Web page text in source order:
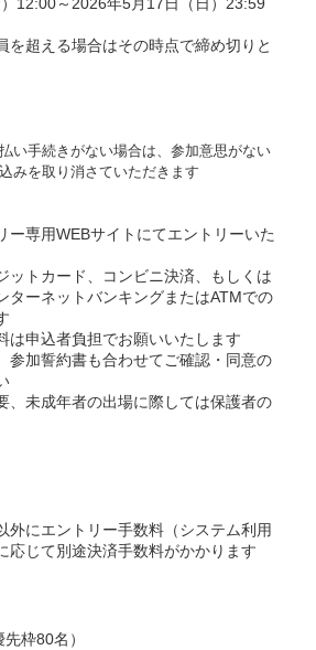
超える場合はその時点で締め切りと
手続きがない場合は、参加意思がない
みを取り消さていただきます
ー専用WEBサイトにてエントリーいた
ットカード、コンビニ決済、もしくは
ターネットバンキングまたはATMでの
は申込者負担でお願いいたします
参加誓約書も合わせてご確認・同意の
、未成年者の出場に際しては保護者の
にエントリー手数料（システム利用
応じて別途決済手数料がかかります
枠80名）